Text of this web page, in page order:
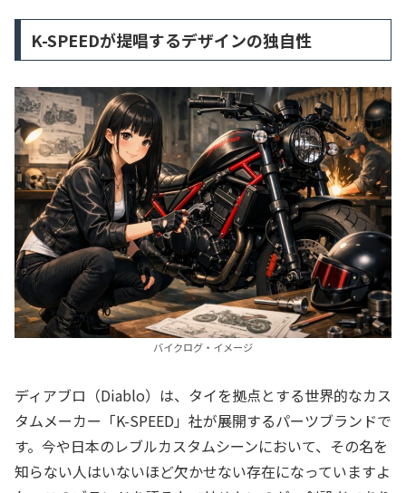
K-SPEEDが提唱するデザインの独自性
バイクログ・イメージ
ディアブロ（Diablo）は、タイを拠点とする世界的なカス
タムメーカー「K-SPEED」社が展開するパーツブランドで
す。今や日本のレブルカスタムシーンにおいて、その名を
知らない人はいないほど欠かせない存在になっていますよ